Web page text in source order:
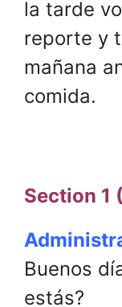
la tarde
reporte y
mañana
comida.
Section 1
Buenos
estás?